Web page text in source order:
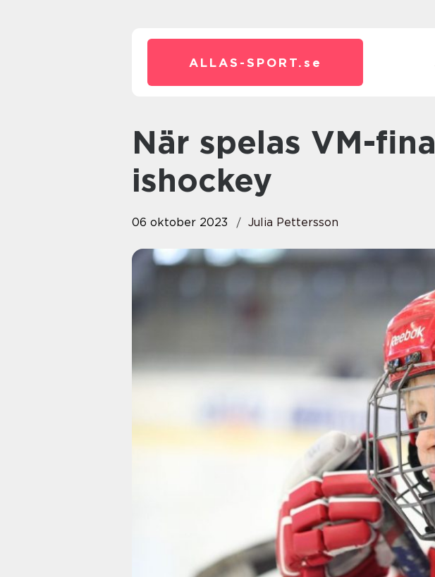
ALLAS-SPORT. se
När spelas VM-finalen i
ishockey
06 oktober 2023 Julia Pettersson